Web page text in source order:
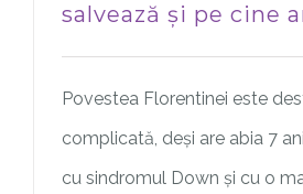
salvează și pe cine
Povestea Florentinei este
complicată, deși are abia 7
cu sindromul Down și cu o